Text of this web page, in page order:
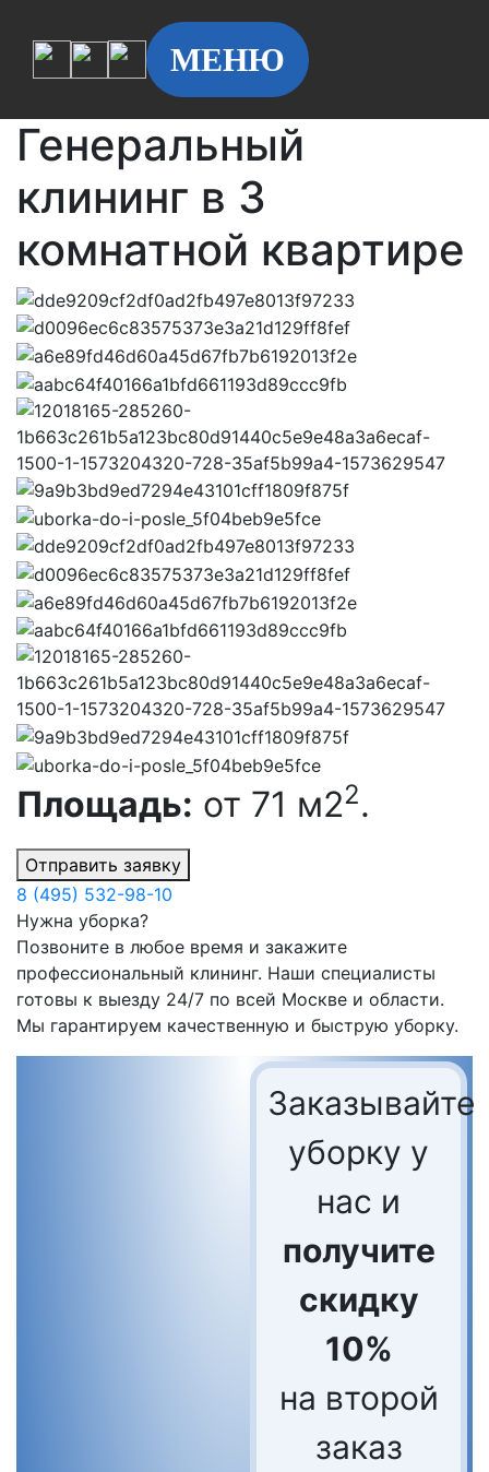
МЕНЮ
Генеральный
клининг в 3
комнатной квартире
Площадь: от 71 м22.
Отправить заявку
8 (495) 532-98-10
Нужна уборка?
Позвоните в любое время и закажите
профессиональный клининг. Наши специалисты
готовы к выезду 24/7 по всей Москве и области.
Мы гарантируем качественную и быструю уборку.
Заказывайте
уборку у
нас и
получите
скидку
10%
на второй
заказ